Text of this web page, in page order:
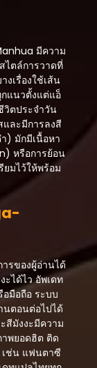
มีความ
ตล์การวาดที่
งเรื่องใช้เส้น
แนวตั้งแต่แอ็
วิตประจำวัน
ละมีการลงสี
) มักมีเนื้อหา
หรือการย้อน
ยมไว้ให้พร้อม
รของผู้อ่านได้
ะได้ไว อัพเดท
มือถือ ระบบ
นตอนต่อไปได้
สีมังงะมีความ
พยอดฮิต ติด
เช่น แฟนตาซี